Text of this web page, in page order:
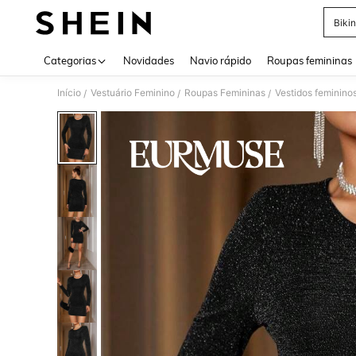
Categorias Novidades Navio rápido Roupas femininas
Início / Vestuário Feminino / Roupas Femininas / Vestidos